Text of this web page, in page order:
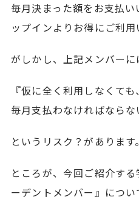
毎月決まった額をお支払
ップインよりお得にご利用
がしかし、上記メンバーに
『仮に全く利用しなくて
毎月支払わなければならな
というリスク？があります。
ところが、今回ご紹介す
ーデントメンバー』につ